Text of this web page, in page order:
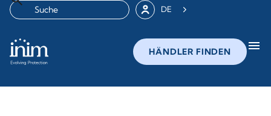
DE
HÄNDLER FINDEN menu